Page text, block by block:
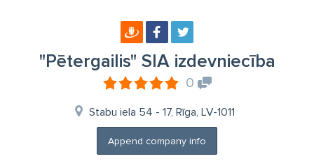
"Pētergailis" SIA izdevniecība
0
Stabu iela 54 - 17, Rīga, LV-1011
Append company info